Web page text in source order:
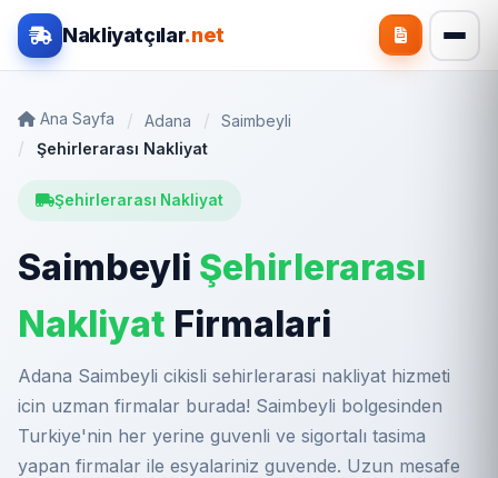
Nakliyatçılar.net
Ana Sayfa Adana
Saimbeyli
Şehirlerarası Nakliyat
Şehirlerarası Nakliyat
Saimbeyli Şehirlerarası
Nakliyat Firmalari
Adana Saimbeyli cikisli sehirlerarasi nakliyat hizmeti
icin uzman firmalar burada! Saimbeyli bolgesinden
Turkiye'nin her yerine guvenli ve sigortalı tasima
yapan firmalar ile esyalariniz guvende. Uzun mesafe